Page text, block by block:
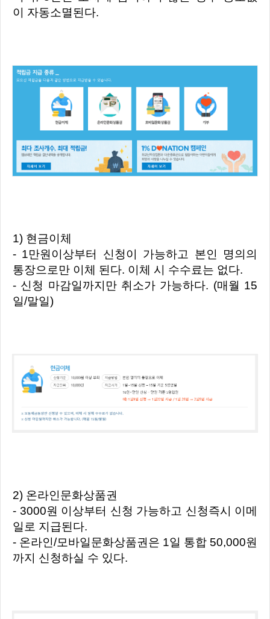
이 자동소멸된다.
1) 현금이체
- 1만원이상부터 신청이 가능하고 본인 명의의
통장으로만 이체 된다. 이체 시 수수료는 없다.
- 신청 마감일까지만 취소가 가능하다. (매월 15
일/말일)
2) 온라인문화상품권
- 3000원 이상부터 신청 가능하고 신청즉시 이메
일로 지급된다.
- 온라인/모바일문화상품권은 1일 통합 50,000원
까지 신청하실 수 있다.